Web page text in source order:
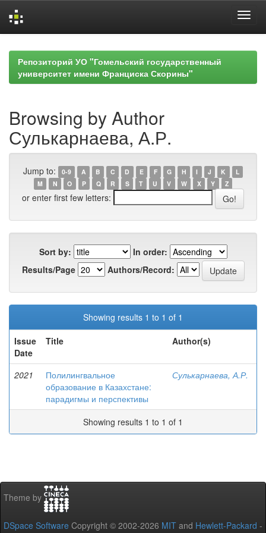
navigationРепозиторий УО "Гомельский государственный
университет имени Франциска Скорины"
Browsing by Author
Сулькарнаева, А.Р.
Jump to: 0-9 A B C D E F G H I J K
L
M
N O P Q R S T U V W X Y Z
or enter first few letters:
Sort by:
In order:
Results/Page
Authors/Record:
Showing results 1 to 1 of 1
Issue
Date
Title Author(s)
2021
Полилингвальное
образование в Казахстане:
парадигмы и перспективы
Сулькарнаева, А.Р.
Showing results 1 to 1 of 1
Theme by
DSpace Software Copyright © 2002-2026 MIT and Hewlett-Packard -